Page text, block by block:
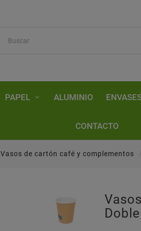
PAPEL ALUMINIO
CONTACTO
Vasos de cartón café y complementos